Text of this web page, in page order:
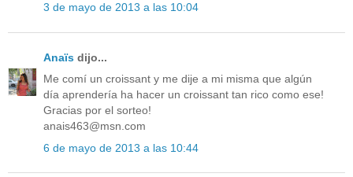
3 de mayo de 2013 a las 10:04
Anaïs dijo...
Me comí un croissant y me dije a mi misma que algún
día aprendería ha hacer un croissant tan rico como ese!
Gracias por el sorteo!
anais463@msn.com
6 de mayo de 2013 a las 10:44